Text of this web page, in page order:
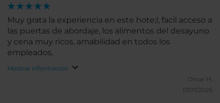
Muy grata la experiencia en este hote;l, facil acceso a
las puertas de abordaje, los alimentos del desayuno
y cena muy ricos, amabilidad en todos los
empleados,
Mostrar información
Omar H.
17/07/2026